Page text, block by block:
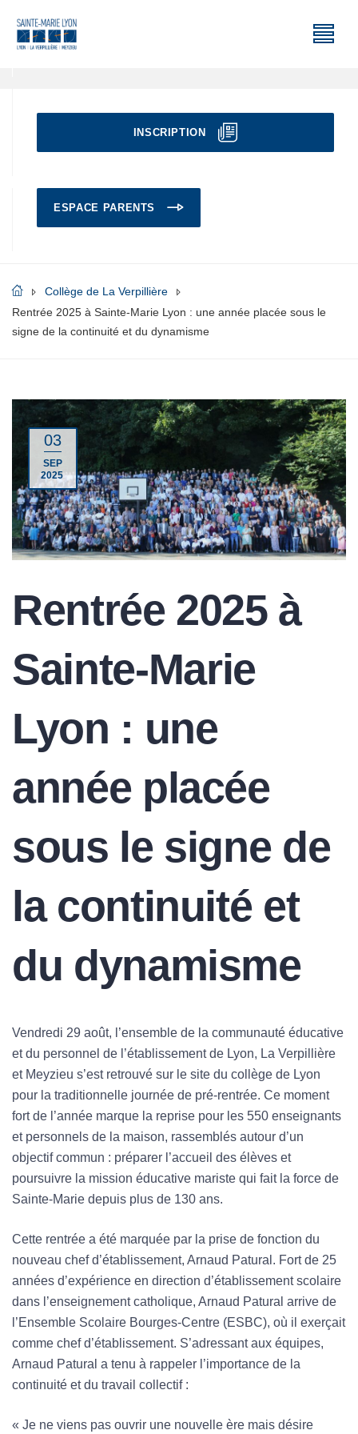
INSCRIPTION
ESPACE PARENTS
Collège de La Verpillière
Rentrée 2025 à Sainte-Marie Lyon : une année placée sous le
signe de la continuité et du dynamisme
03
SEP
2025
Rentrée 2025 à
Sainte-Marie
Lyon : une
année placée
sous le signe de
la continuité et
du dynamisme
Vendredi 29 août, l’ensemble de la communauté éducative
et du personnel de l’établissement de Lyon, La Verpillière
et Meyzieu s’est retrouvé sur le site du collège de Lyon
pour la traditionnelle journée de pré-rentrée. Ce moment
fort de l’année marque la reprise pour les 550 enseignants
et personnels de la maison, rassemblés autour d’un
objectif commun : préparer l’accueil des élèves et
poursuivre la mission éducative mariste qui fait la force de
Sainte-Marie depuis plus de 130 ans.
Cette rentrée a été marquée par la prise de fonction du
nouveau chef d’établissement, Arnaud Patural. Fort de 25
années d’expérience en direction d’établissement scolaire
dans l’enseignement catholique, Arnaud Patural arrive de
l’Ensemble Scolaire Bourges-Centre (ESBC), où il exerçait
comme chef d’établissement. S’adressant aux équipes,
Arnaud Patural a tenu à rappeler l’importance de la
continuité et du travail collectif :
« Je ne viens pas ouvrir une nouvelle ère mais désire